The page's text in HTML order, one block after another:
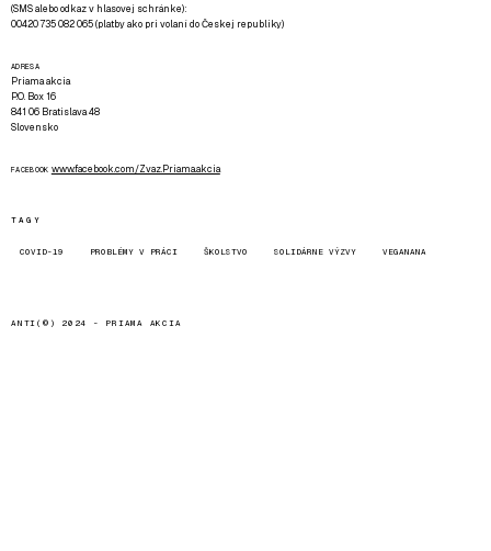
(SMS alebo odkaz v hlasovej schránke):
00420 735 082 065 (platby ako pri volaní do Českej republiky)
ADRESA
Priama akcia
P.O. Box 16
841 06 Bratislava 48
Slovensko
FACEBOOK www.facebook.com/Zvaz.Priama.akcia
TAGY
COVID-19 PROBLÉMY V PRÁCI ŠKOLSTVO SOLIDÁRNE VÝZVY VEGANANA
ANTI(©) 2024 - PRIAMA AKCIA